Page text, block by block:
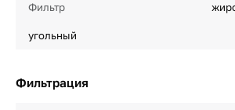
Фильтр
угольный
Фильтрация